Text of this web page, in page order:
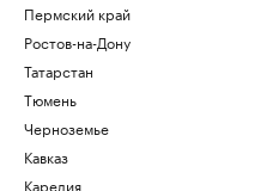
Пермский край
Ростов-на-Дону
Татарстан
Тюмень
Черноземье
Кавказ
Карелия